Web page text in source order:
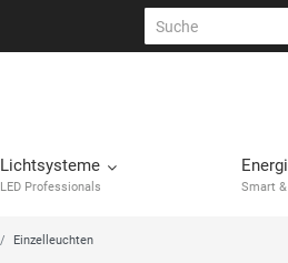
Lichtsysteme
LED Professionals Smart &
Einzelleuchten